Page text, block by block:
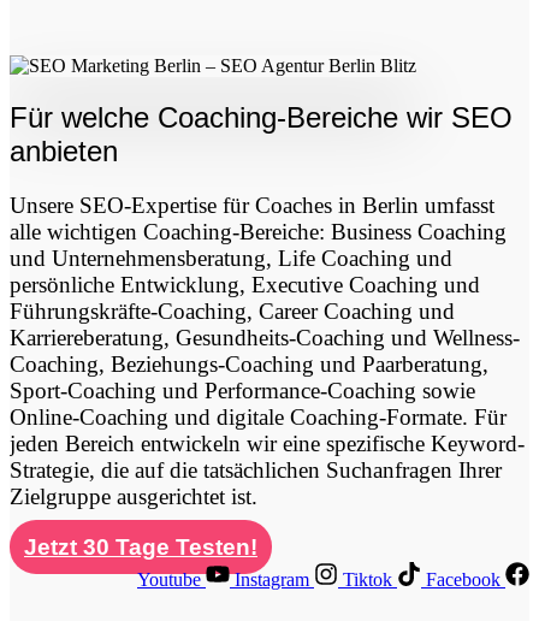
Für welche Coaching-Bereiche wir SEO
anbieten
Unsere SEO-Expertise für Coaches in Berlin umfasst
alle wichtigen Coaching-Bereiche: Business Coaching
und Unternehmensberatung, Life Coaching und
persönliche Entwicklung, Executive Coaching und
Führungskräfte-Coaching, Career Coaching und
Karriereberatung, Gesundheits-Coaching und Wellness-
Coaching, Beziehungs-Coaching und Paarberatung,
Sport-Coaching und Performance-Coaching sowie
Online-Coaching und digitale Coaching-Formate. Für
jeden Bereich entwickeln wir eine spezifische Keyword-
Strategie, die auf die tatsächlichen Suchanfragen Ihrer
Zielgruppe ausgerichtet ist.
Jetzt 30 Tage Testen!
Youtube Instagram Tiktok Facebook